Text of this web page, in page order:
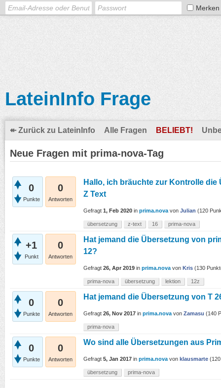
Merken
LateinInfo Frage
↞ Zurück zu LateinInfo Alle Fragen BELIEBT!
Neue Fragen mit prima-nova-Tag
0
Punkte
0
Antworten
Hallo, ich bräuchte zur Kontrolle die
Z Text
Gefragt 1, Feb 2020 in prima.nova von Julian (120
übersetzung z-text 16 prima-nova
+1
Punkt
0
Antworten
Hat jemand die Übersetzung von
12?
Gefragt 26, Apr 2019 in prima.nova von Kris (130
prima-nova übersetzung lektion 12z
0
Punkte
0
Antworten
Hat jemand die Übersetzung von T
Gefragt 26, Nov 2017 in prima.nova von Zamasu (140
prima-nova
0
Punkte
0
Antworten
Wo sind alle Übersetzungen aus
Gefragt 5, Jan 2017 in prima.nova von klausmarte (120
übersetzung prima-nova